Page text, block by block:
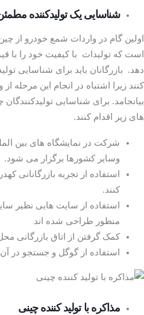
شناسایی یک تولیدکننده
اولین گام در واردات شمع خودرو از
است که تولیدات با کیفیت خود را با
دهد. بازرگانان باید برای شناسایی
کنند زیرا اشتباه در انجام این مرحله از
بیانجامد. برای شناسایی
های زیر اقدام کنند.
شرکت در نمایشگاه های بین
وسایر کشورها برگزار می شود.
استفاده از تجربه بازرگانانی
کنند.
استفاده از سایت هایی نظیر
منظور طراحی شده اند
کمک گرفتن از اتاق بازرگانی
استفاده از گوگل و جستجو در آن
مذاکره با تولید کننده چینی